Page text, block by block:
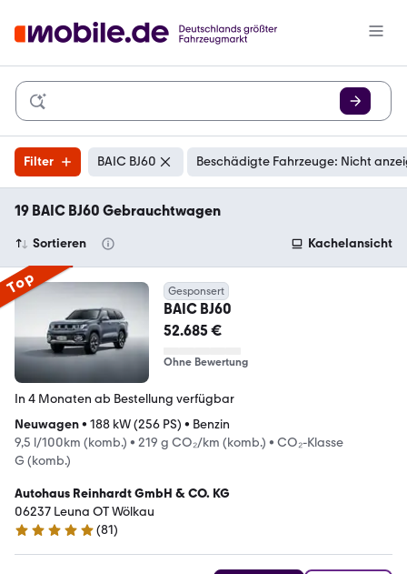
Filter BAIC BJ60 Beschädigte Fahrzeuge: Nicht
19 BAIC BJ60 Gebrauchtwagen
Sortieren Kachelansicht
Top Gesponsert
BAIC BJ60
52.685 €
Ohne Bewertung
In 4 Monaten ab Bestellung verfügbar
Neuwagen• 188 kW (256 PS) • Benzin
9,5 l/100km (komb.) • 219 g CO₂/km (komb.) • CO₂-Klasse
G (komb.)
Autohaus Reinhardt GmbH & CO. KG
06237 Leuna OT Wölkau
5 Sterne
(81)